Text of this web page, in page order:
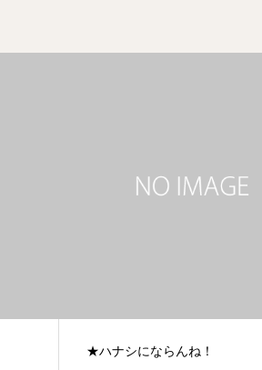
★早切りコンテストの結果